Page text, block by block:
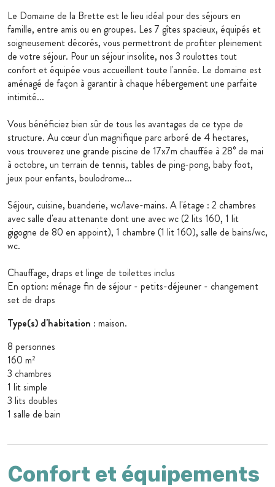
Le Domaine de la Brette est le lieu idéal pour des séjours en
famille, entre amis ou en groupes. Les 7 gîtes spacieux, équipés et
soigneusement décorés, vous permettront de profiter pleinement
de votre séjour. Pour un séjour insolite, nos 3 roulottes tout
confort et équipée vous accueillent toute l'année. Le domaine est
aménagé de façon à garantir à chaque hébergement une parfaite
intimité...
Vous bénéficiez bien sûr de tous les avantages de ce type de
structure. Au cœur d'un magnifique parc arboré de 4 hectares,
vous trouverez une grande piscine de 17x7m chauffée à 28° de mai
à octobre, un terrain de tennis, tables de ping-pong, baby foot,
jeux pour enfants, boulodrome...
Séjour, cuisine, buanderie, wc/lave-mains. A l'étage : 2 chambres
avec salle d'eau attenante dont une avec wc (2 lits 160, 1 lit
gigogne de 80 en appoint), 1 chambre (1 lit 160), salle de bains/wc,
wc.
Chauffage, draps et linge de toilettes inclus
En option: ménage fin de séjour - petits-déjeuner - changement
set de draps
Type(s) d'habitation : maison.
8 personnes
160 m2
3 chambres
1 lit simple
3 lits doubles
1 salle de bain
Confort et équipements